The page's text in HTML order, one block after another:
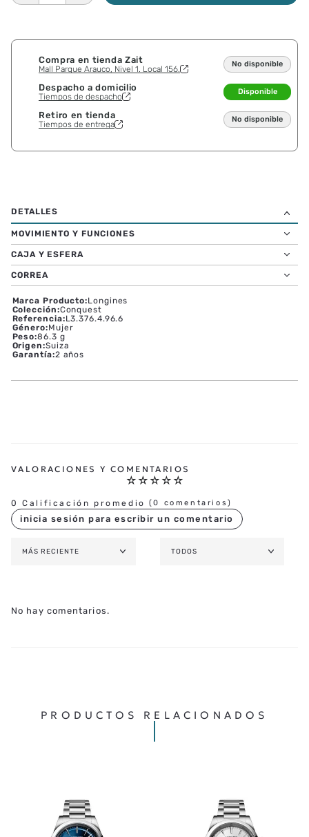
Compra en tienda Zait
Mall Parque Arauco, Nivel 1. Local 156.
No disponible
Despacho a domicilio
Tiempos de despacho
Disponible
Retiro en tienda
Tiempos de entrega
No disponible
MOVIMIENTO Y FUNCIONES
CAJA Y ESFERA
CORREA
Marca Producto:Longines
Colección:Conquest
Referencia:L3.376.4.96.6
Género:Mujer
Peso:86.3 g
Origen:Suiza
Garantía:2 años
☆ ☆ ☆ ☆ ☆
0 Calificación promedio (0 comentarios)
MÁS RECIENTE TODOS
No hay comentarios.
PRODUCTOS RELACIONADOS